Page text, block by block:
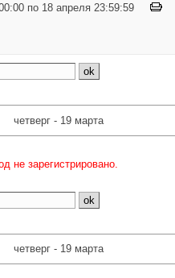
по 18 апреля 23:59:59
четверг - 19 марта
не зарегистрировано.
четверг - 19 марта